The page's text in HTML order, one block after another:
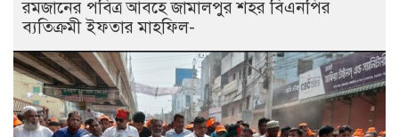
রমজানের পবিত্র আবহে জামালপুর শহর বিএনপির
ব্যতিক্রমী ইফতার মাহফিল-